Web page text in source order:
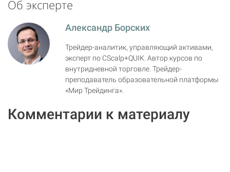
Об эксперте
Александр Борских
Трейдер-аналитик, управляющий активами,
эксперт по CScalp+QUIK. Автор курсов по
внутридневной торговле. Трейдер-
преподаватель образовательной платформы
«Мир Трейдинга».
Комментарии к материалу